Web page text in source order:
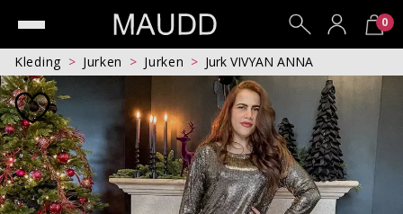
0
Kleding Jurken Jurken Jurk VIVYAN ANNA